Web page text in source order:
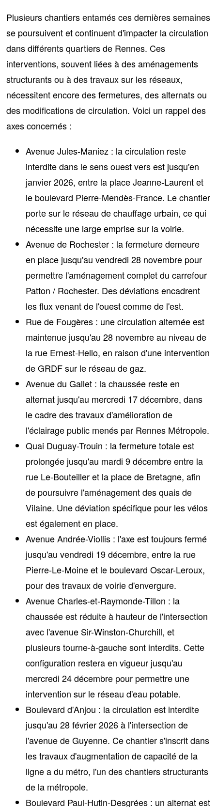
Plusieurs chantiers entamés ces dernières semaines
se poursuivent et continuent d'impacter la circulation
dans différents quartiers de Rennes. Ces
interventions, souvent liées à des aménagements
structurants ou à des travaux sur les réseaux,
nécessitent encore des fermetures, des alternats ou
des modifications de circulation. Voici un rappel des
axes concernés :
Avenue Jules-Maniez : la circulation reste
interdite dans le sens ouest vers est jusqu'en
janvier 2026, entre la place Jeanne-Laurent et
le boulevard Pierre-Mendès-France. Le chantier
porte sur le réseau de chauffage urbain, ce qui
nécessite une large emprise sur la voirie.
Avenue de Rochester : la fermeture demeure
en place jusqu'au vendredi 28 novembre pour
permettre l'aménagement complet du carrefour
Patton / Rochester. Des déviations encadrent
les flux venant de l'ouest comme de l'est.
Rue de Fougères : une circulation alternée est
maintenue jusqu'au 28 novembre au niveau de
la rue Ernest-Hello, en raison d'une intervention
de GRDF sur le réseau de gaz.
Avenue du Gallet : la chaussée reste en
alternat jusqu'au mercredi 17 décembre, dans
le cadre des travaux d'amélioration de
l'éclairage public menés par Rennes Métropole.
Quai Duguay-Trouin : la fermeture totale est
prolongée jusqu'au mardi 9 décembre entre la
rue Le-Bouteiller et la place de Bretagne, afin
de poursuivre l'aménagement des quais de
Vilaine. Une déviation spécifique pour les vélos
est également en place.
Avenue Andrée-Viollis : l'axe est toujours fermé
jusqu'au vendredi 19 décembre, entre la rue
Pierre-Le-Moine et le boulevard Oscar-Leroux,
pour des travaux de voirie d'envergure.
Avenue Charles-et-Raymonde-Tillon : la
chaussée est réduite à hauteur de l'intersection
avec l'avenue Sir-Winston-Churchill, et
plusieurs tourne-à-gauche sont interdits. Cette
configuration restera en vigueur jusqu'au
mercredi 24 décembre pour permettre une
intervention sur le réseau d'eau potable.
Boulevard d'Anjou : la circulation est interdite
jusqu'au 28 février 2026 à l'intersection de
l'avenue de Guyenne. Ce chantier s'inscrit dans
les travaux d'augmentation de capacité de la
ligne a du métro, l'un des chantiers structurants
de la métropole.
Boulevard Paul-Hutin-Desgrées : un alternat est